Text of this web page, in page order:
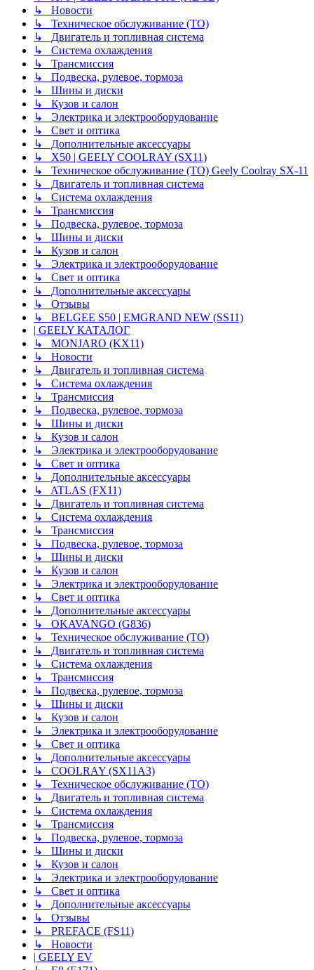
↳ Новости
↳ Техническое обслуживание (ТО)
↳ Двигатель и топливная система
↳ Система охлаждения
↳ Трансмиссия
↳ Подвеска, рулевое, тормоза
↳ Шины и диски
↳ Кузов и салон
↳ Электрика и электрооборудование
↳ Свет и оптика
↳ Дополнительные аксессуары
↳ X50 | GEELY COOLRAY (SX11)
↳ Техническое обслуживание (ТО) Geely Coolray SX-11
↳ Двигатель и топливная система
↳ Система охлаждения
↳ Трансмиссия
↳ Подвеска, рулевое, тормоза
↳ Шины и диски
↳ Кузов и салон
↳ Электрика и электрооборудование
↳ Свет и оптика
↳ Дополнительные аксессуары
↳ Отзывы
↳ BELGEE S50 | EMGRAND NEW (SS11)
| GEELY КАТАЛОГ
↳ MONJARO (KX11)
↳ Новости
↳ Двигатель и топливная система
↳ Система охлаждения
↳ Трансмиссия
↳ Подвеска, рулевое, тормоза
↳ Шины и диски
↳ Кузов и салон
↳ Электрика и электрооборудование
↳ Свет и оптика
↳ Дополнительные аксессуары
↳ ATLAS (FX11)
↳ Двигатель и топливная система
↳ Система охлаждения
↳ Трансмиссия
↳ Подвеска, рулевое, тормоза
↳ Шины и диски
↳ Кузов и салон
↳ Электрика и электрооборудование
↳ Свет и оптика
↳ Дополнительные аксессуары
↳ OKAVANGO (G836)
↳ Техническое обслуживание (ТО)
↳ Двигатель и топливная система
↳ Система охлаждения
↳ Трансмиссия
↳ Подвеска, рулевое, тормоза
↳ Шины и диски
↳ Кузов и салон
↳ Электрика и электрооборудование
↳ Свет и оптика
↳ Дополнительные аксессуары
↳ COOLRAY (SX11A3)
↳ Техническое обслуживание (ТО)
↳ Двигатель и топливная система
↳ Система охлаждения
↳ Трансмиссия
↳ Подвеска, рулевое, тормоза
↳ Шины и диски
↳ Кузов и салон
↳ Электрика и электрооборудование
↳ Свет и оптика
↳ Дополнительные аксессуары
↳ Отзывы
↳ PREFACE (FS11)
↳ Новости
| GEELY EV